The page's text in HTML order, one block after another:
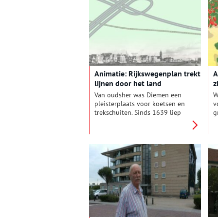
Hooghemraadschap Zeeburg en
Diemerdijk werd in 1437
opgericht om de dijk op te
hogen en te versterken en beter
aan het water van de Zuiderzee.
Animatie: Rijkswegenplan trekt
lijnen door het land
Van oudsher was Diemen een
pleisterplaats voor koetsen en
trekschuiten. Sinds 1639 liep
liepen ook de straatweg en de
trekvaart naar het Gooi. In de
19de eeuw werd Diemen echt
een verkeersknooppunt. Het
dorp werd nu ingesloten door
spoorweg en Merwedekanaal.
De tram liep dwars door het
centrum. In de 20ste eeuw werd